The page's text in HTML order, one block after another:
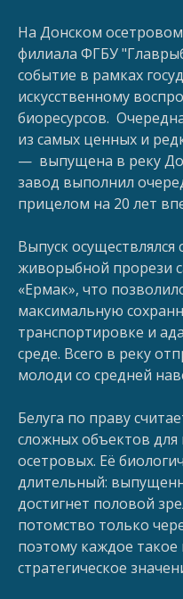
На Донском
филиала ФГБУ
событие в рамках
искусственному
биоресурсов.
из самых ценных и
— выпущена в реку
завод выполнил
прицелом на 20 лет
Выпуск
живорыбной прорези
«Ермак», что
максимальную
транспортировке и
среде. Всего в реку
молоди со средней
Белуга по праву
сложных объектов для
осетровых. Её
длительный:
достигнет половой
потомство только
поэтому каждое
стратегическое